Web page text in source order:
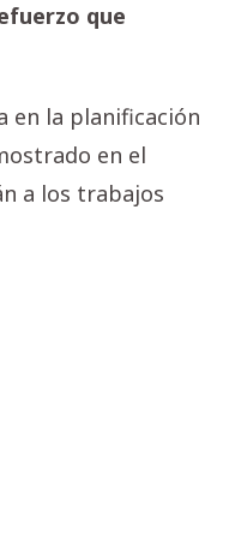
que
en la planificación
en el
a los trabajos